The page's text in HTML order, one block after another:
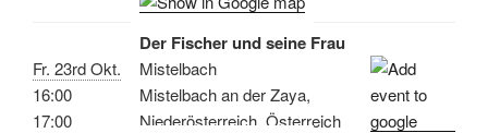
Fr. 23rd Okt.
16:00
17:00
Der Fischer und seine Frau
Mistelbach
Mistelbach an der Zaya,
Niederösterreich, Österreich